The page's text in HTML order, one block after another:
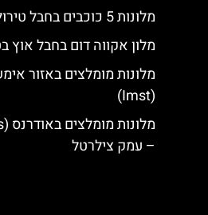
מלונות 5 כוכבים בחבל טירול
מלון אקווה דום בחבל אוץ
מלונות מומלצים באזור
(Imst)
– עמק צילרטל